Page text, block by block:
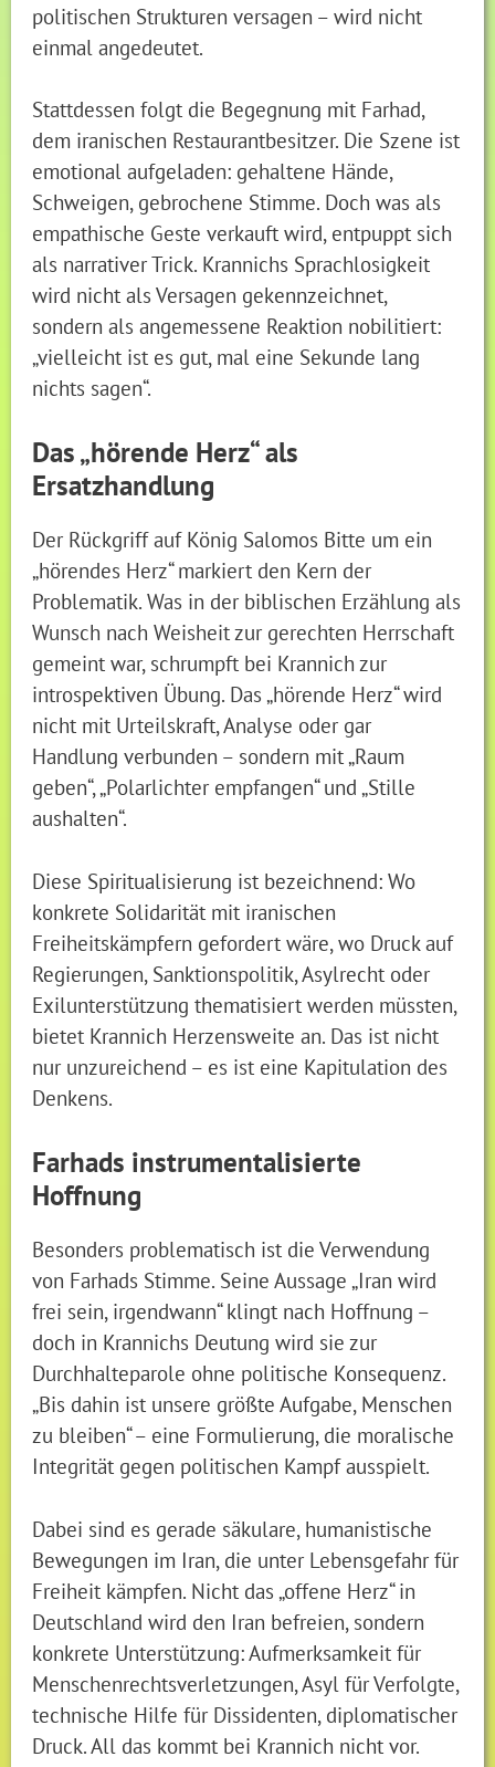
politischen Strukturen versagen – wird nicht
einmal angedeutet.
Stattdessen folgt die Begegnung mit Farhad,
dem iranischen Restaurantbesitzer. Die Szene ist
emotional aufgeladen: gehaltene Hände,
Schweigen, gebrochene Stimme. Doch was als
empathische Geste verkauft wird, entpuppt sich
als narrativer Trick. Krannichs Sprachlosigkeit
wird nicht als Versagen gekennzeichnet,
sondern als angemessene Reaktion nobilitiert:
„vielleicht ist es gut, mal eine Sekunde lang
nichts sagen“.
Das „hörende Herz“ als
Ersatzhandlung
Der Rückgriff auf König Salomos Bitte um ein
„hörendes Herz“ markiert den Kern der
Problematik. Was in der biblischen Erzählung als
Wunsch nach Weisheit zur gerechten Herrschaft
gemeint war, schrumpft bei Krannich zur
introspektiven Übung. Das „hörende Herz“ wird
nicht mit Urteilskraft, Analyse oder gar
Handlung verbunden – sondern mit „Raum
geben“, „Polarlichter empfangen“ und „Stille
aushalten“.
Diese Spiritualisierung ist bezeichnend: Wo
konkrete Solidarität mit iranischen
Freiheitskämpfern gefordert wäre, wo Druck auf
Regierungen, Sanktionspolitik, Asylrecht oder
Exilunterstützung thematisiert werden müssten,
bietet Krannich Herzensweite an. Das ist nicht
nur unzureichend – es ist eine Kapitulation des
Denkens.
Farhads instrumentalisierte
Hoffnung
Besonders problematisch ist die Verwendung
von Farhads Stimme. Seine Aussage „Iran wird
frei sein, irgendwann“ klingt nach Hoffnung –
doch in Krannichs Deutung wird sie zur
Durchhalteparole ohne politische Konsequenz.
„Bis dahin ist unsere größte Aufgabe, Menschen
zu bleiben“ – eine Formulierung, die moralische
Integrität gegen politischen Kampf ausspielt.
Dabei sind es gerade säkulare, humanistische
Bewegungen im Iran, die unter Lebensgefahr für
Freiheit kämpfen. Nicht das „offene Herz“ in
Deutschland wird den Iran befreien, sondern
konkrete Unterstützung: Aufmerksamkeit für
Menschenrechtsverletzungen, Asyl für Verfolgte,
technische Hilfe für Dissidenten, diplomatischer
Druck. All das kommt bei Krannich nicht vor.